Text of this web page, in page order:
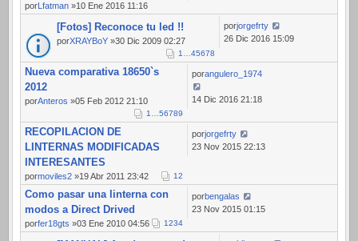
porLfatman »10 Ene 2016 11:16
[Fotos] Reconoce tu led !!
porXRAYBoY »30 Dic 2009 02:27
1 45678
porjorgefrty
26 Dic 2016 15:09
Nueva comparativa 18650`s
2012
porAnteros »05 Feb 2012 21:10
1 56789
porangulero_1974
14 Dic 2016 21:18
RECOPILACION DE
LINTERNAS MODIFICADAS
INTERESANTES
pormoviles2 »19 Abr 2011 23:42 12
porjorgefrty
23 Nov 2015 22:13
Como pasar una linterna con
modos a Direct Drived
porfer18gts »03 Ene 2010 04:56 1234
porbengalas
23 Nov 2015 01:15